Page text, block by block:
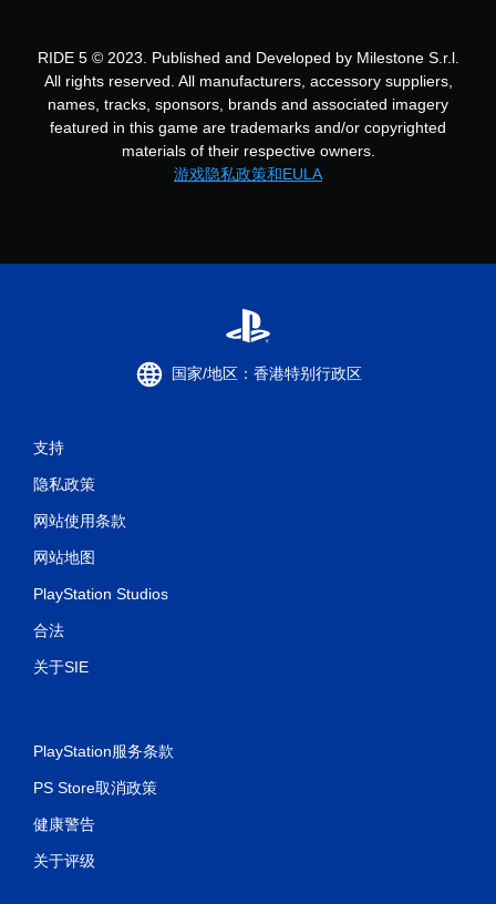
RIDE 5 © 2023. Published and Developed by Milestone S.r.l.
All rights reserved. All manufacturers, accessory suppliers,
names, tracks, sponsors, brands and associated imagery
featured in this game are trademarks and/or copyrighted
materials of their respective owners.
游戏隐私政策和EULA
国家/地区：香港特别行政区
支持
隐私政策
网站使用条款
网站地图
PlayStation Studios
合法
关于SIE
PlayStation服务条款
PS Store取消政策
健康警告
关于评级